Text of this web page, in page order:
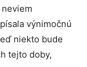
výnimočnú
niekto bude
tejto doby,